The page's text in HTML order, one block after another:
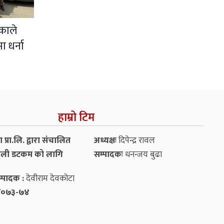
हाम्रो टिम
द्वारा संचालित
डटकम को लागि
अध्यक्षःदिपेन्द्र रावल
सम्पादकःधनन्‍जय बुढा
:देवीराम देवकोटा
०७३-७४